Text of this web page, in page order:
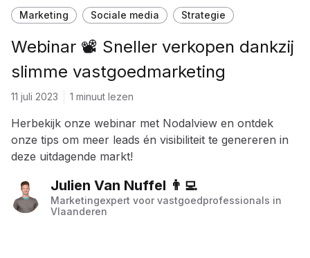
Marketing Sociale media Strategie
Webinar 📽 Sneller verkopen dankzij
slimme vastgoedmarketing
11 juli 2023 1 minuut lezen
Herbekijk onze webinar met Nodalview en ontdek
onze tips om meer leads én visibiliteit te genereren in
deze uitdagende markt!
Julien Van Nuffel 👨‍💻
Marketingexpert voor vastgoedprofessionals in
Vlaanderen